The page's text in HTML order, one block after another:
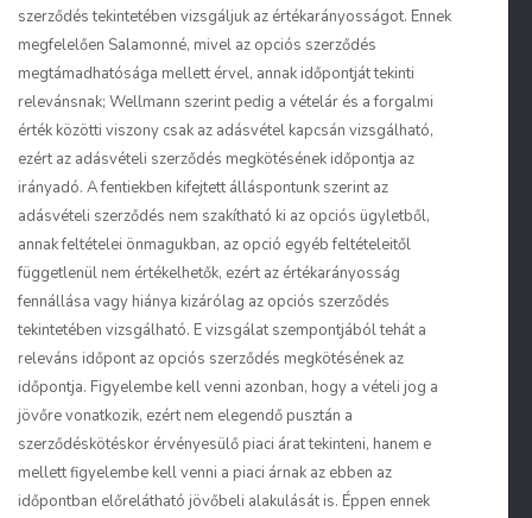
szerződés tekintetében vizsgáljuk az értékarányosságot. Ennek
megfelelően Salamonné, mivel az opciós szerződés
megtámadhatósága mellett érvel, annak időpontját tekinti
relevánsnak; Wellmann szerint pedig a vételár és a forgalmi
érték közötti viszony csak az adásvétel kapcsán vizsgálható,
ezért az adásvételi szerződés megkötésének időpontja az
irányadó. A fentiekben kifejtett álláspontunk szerint az
adásvételi szerződés nem szakítható ki az opciós ügyletből,
annak feltételei önmagukban, az opció egyéb feltételeitől
függetlenül nem értékelhetők, ezért az értékarányosság
fennállása vagy hiánya kizárólag az opciós szerződés
tekintetében vizsgálható. E vizsgálat szempontjából tehát a
releváns időpont az opciós szerződés megkötésének az
időpontja. Figyelembe kell venni azonban, hogy a vételi jog a
jövőre vonatkozik, ezért nem elegendő pusztán a
szerződéskötéskor érvényesülő piaci árat tekinteni, hanem e
mellett figyelembe kell venni a piaci árnak az ebben az
időpontban előrelátható jövőbeli alakulását is. Éppen ennek